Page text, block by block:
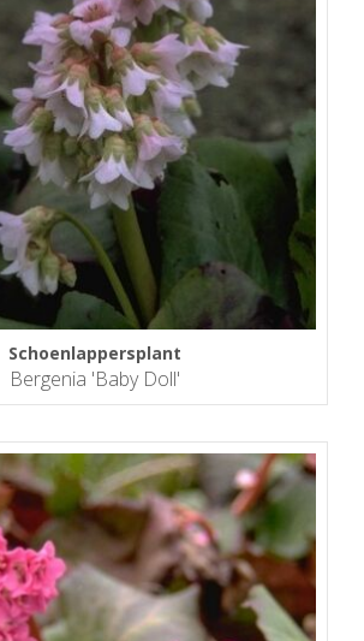
Schoenlappersplant
Bergenia 'Baby Doll'